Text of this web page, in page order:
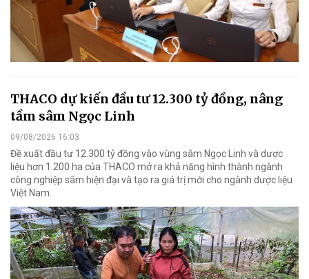
THACO dự kiến đầu tư 12.300 tỷ đồng, nâng
tầm sâm Ngọc Linh
09/08/2026 16:03
Đề xuất đầu tư 12.300 tỷ đồng vào vùng sâm Ngọc Linh và dược
liệu hơn 1.200 ha của THACO mở ra khả năng hình thành ngành
công nghiệp sâm hiện đại và tạo ra giá trị mới cho ngành dược liệu
Việt Nam.